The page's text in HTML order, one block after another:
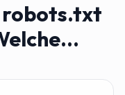
robots.txt